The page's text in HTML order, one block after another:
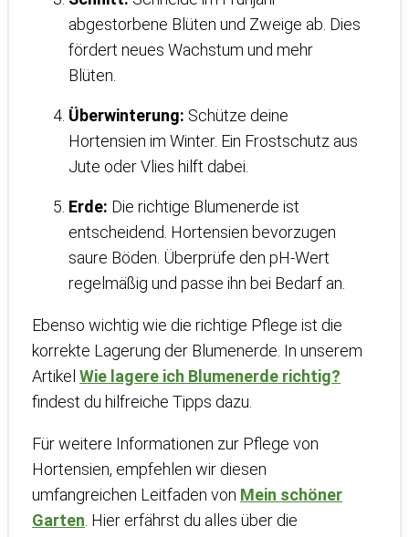
abgestorbene Blüten und Zweige ab. Dies
fördert neues Wachstum und mehr
Blüten.
Überwinterung: Schütze deine
Hortensien im Winter. Ein Frostschutz aus
Jute oder Vlies hilft dabei.
Erde: Die richtige Blumenerde ist
entscheidend. Hortensien bevorzugen
saure Böden. Überprüfe den pH-Wert
regelmäßig und passe ihn bei Bedarf an.
Ebenso wichtig wie die richtige Pflege ist die
korrekte Lagerung der Blumenerde. In unserem
Artikel Wie lagere ich Blumenerde richtig?
findest du hilfreiche Tipps dazu.
Für weitere Informationen zur Pflege von
Hortensien, empfehlen wir diesen
umfangreichen Leitfaden von Mein schöner
Garten . Hier erfährst du alles über die